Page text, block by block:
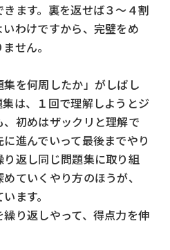
ます。裏を返せば３～４割
わけですから、完璧をめ
せん。
を何周したか」がしばし
は、１回で理解しようとジ
初めはザックリと理解で
進んでいって最後までやり
返し同じ問題集に取り組
ていくやり方のほうが、
ます。
り返しやって、得点力を伸